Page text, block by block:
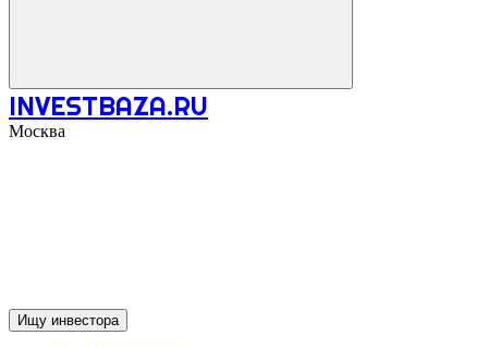
INVESTBAZA.RU
Москва
Ищу инвестора